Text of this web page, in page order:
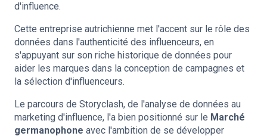
d'influence.
Cette entreprise autrichienne met l'accent sur le rôle des
données dans l'authenticité des influenceurs, en
s'appuyant sur son riche historique de données pour
aider les marques dans la conception de campagnes et
la sélection d'influenceurs.
Le parcours de Storyclash, de l'analyse de données au
marketing d'influence, l'a bien positionné sur le Marché
germanophone avec l'ambition de se développer